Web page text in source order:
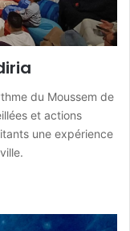
du Moussem de
et actions
une expérience